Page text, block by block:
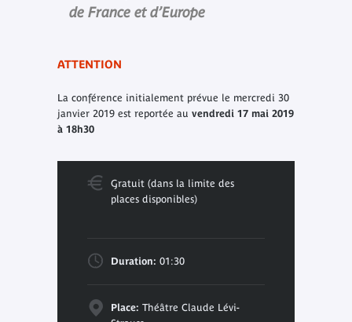
de France et d’Europe
ATTENTION
La conférence initialement prévue le mercredi 30
janvier 2019 est reportée au vendredi 17 mai 2019
à 18h30
Gratuit (dans la limite des
places disponibles)
Duration: 01:30
Place: Théâtre Claude Lévi-